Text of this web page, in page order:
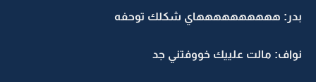
بدر: ههههههههههاي شكلك توحفه
نواف: مالت علييك خووفتني جد